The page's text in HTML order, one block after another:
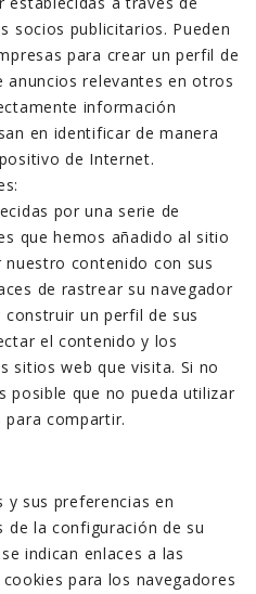
socios publicitarios. Pueden
para crear un perfil de
anuncios relevantes en otros
información
en identificar de manera
de Internet.
por una serie de
que hemos añadido al sitio
contenido con sus
de rastrear su navegador
un perfil de sus
el contenido y los
sitios web que visita. Si no
posible que no pueda utilizar
compartir.
y sus preferencias en
la configuración de su
indican enlaces a las
para los navegadores